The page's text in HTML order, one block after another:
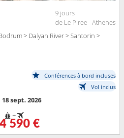
9 jours
de Le Piree - Athenes
> Dalyan River > Santorin >
Conférences à bord incluses
Vol inclus
sept. 2026
+
4 590 €